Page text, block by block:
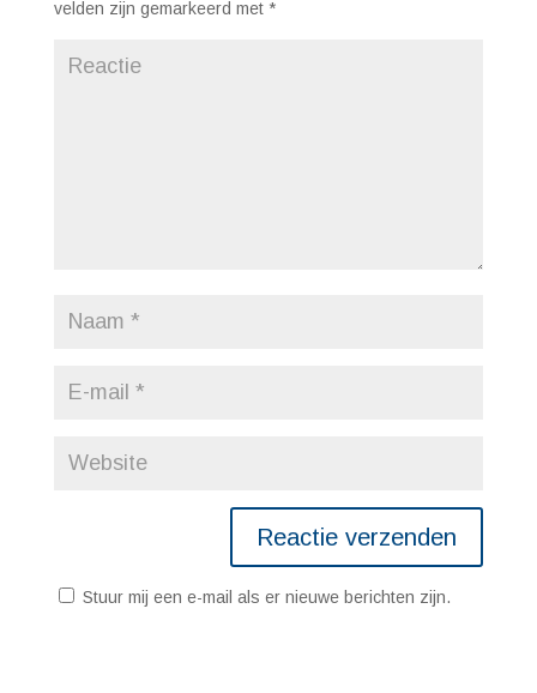
velden zijn gemarkeerd met *
Stuur mij een e-mail als er nieuwe berichten zijn.